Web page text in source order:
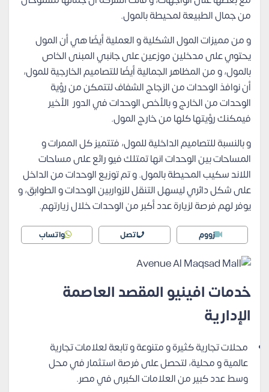
من جمال الطبيعة لمحيطة بالمول.
و من مميزات المول الشكلية و العملية أيضًا هي أن المول
يحتوي على مدخلين موزعين على جانبي المبنى الخاص
بالمول، و من المظاهر الجمالية أيضًا للتصاميم الخارجية للمول،
أن نوافذ الوحدات من الزجاج الشفاف لتتمكن من رؤية
الوحدات من الخارج و بالأخص الوحدات في الدور الأخير
فيمكنك رؤيتها كلها من خارج المول.
و بالنسبة للتصاميم الداخلية للمول، فتتميز كل الممرات و
المساحات بين الوحدات انها تمتلك فيو رائع على مساحات
اللاند سكيب المحيطة بالمول. و تم توزيع الوحدات من الداخل
على شكل دائري ليسهل التنقل للزواربين الوحدات و الطوابق، و
يوفر لهم فرصة لزيارة عدد أكبر من الوحدات خلال زيارتهم.
زووم اتصل واتساب
خدمات افينيو المقصد العاصمة
الإدارية
محلات تجارية كثيرة و متنوعة و تابعة لعلامات تجارية
عالمية و محلية، لتحصل على فرصة استثمار في محل
وسط عدد كبير من العلامات الكبرى في مصر.